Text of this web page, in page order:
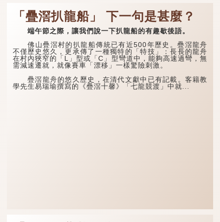
「疊滘扒龍船」 下一句是甚麼？
端午節之際，讓我們說一下扒龍船的有趣歇後語。
佛山疊滘村的扒龍船傳統已有近500年歷史。疊滘龍舟
不僅歷史悠久，更承傳了一種獨特的「特技」：長長的龍舟
在村內狹窄的「L」型或「C」型彎道中，能夠高速過彎，無
需減速遷就，就像賽車「漂移」一樣驚險刺激。
疊滘龍舟的悠久歷史，在清代文獻中已有記載。客籍教
學先生易瑞瑜撰寫的《疊滘十馨》「七龍競渡」中就...